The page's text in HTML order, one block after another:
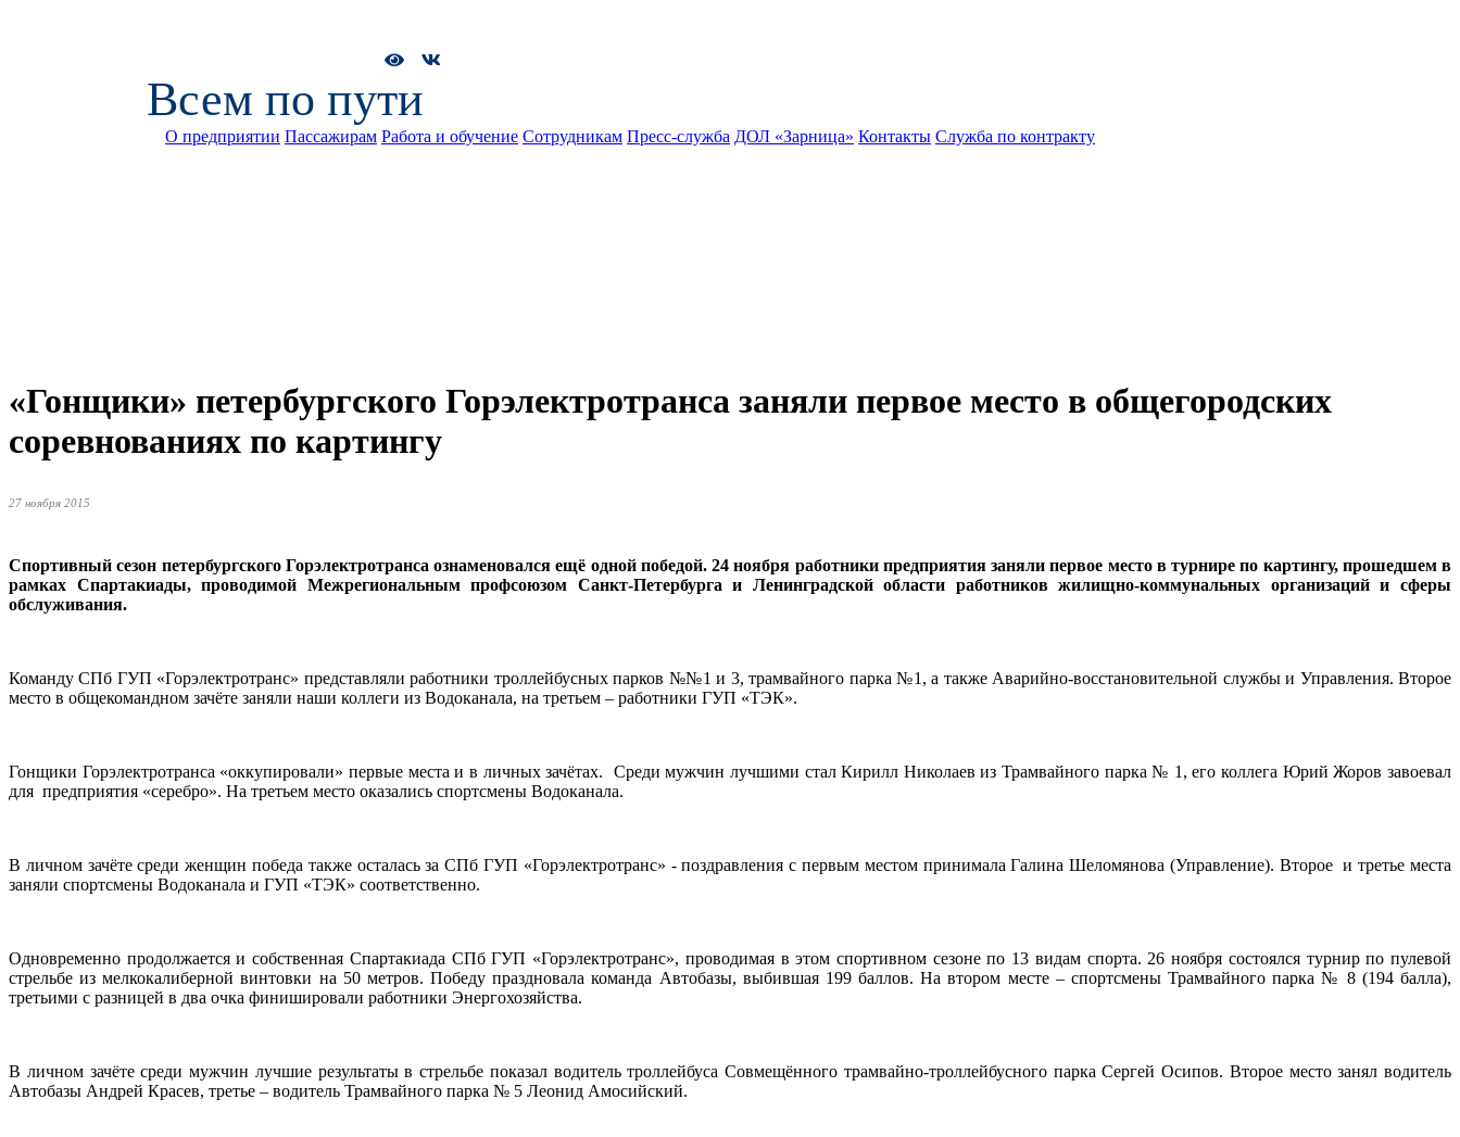
Всем по пути
О предприятии Пассажирам Работа и обучение Сотрудникам Пресс-служба ДОЛ «Зарница» Контакты Служба по контракту
«Гонщики» петербургского Горэлектротранса заняли первое место в общегородских
соревнованиях по картингу
27 ноября 2015
Спортивный сезон петербургского Горэлектротранса ознаменовался ещё одной победой. 24 ноября работники предприятия заняли первое место в турнире по картингу, прошедшем в
рамках Спартакиады, проводимой Межрегиональным профсоюзом Санкт-Петербурга и Ленинградской области работников жилищно-коммунальных организаций и сферы
обслуживания.
Команду СПб ГУП «Горэлектротранс» представляли работники троллейбусных парков №№1 и 3, трамвайного парка №1, а также Аварийно-восстановительной службы и Управления. Второе
место в общекомандном зачёте заняли наши коллеги из Водоканала, на третьем – работники ГУП «ТЭК».
Гонщики Горэлектротранса «оккупировали» первые места и в личных зачётах. Среди мужчин лучшими стал Кирилл Николаев из Трамвайного парка № 1, его коллега Юрий Жоров завоевал
для предприятия «серебро». На третьем место оказались спортсмены Водоканала.
В личном зачёте среди женщин победа также осталась за СПб ГУП «Горэлектротранс» - поздравления с первым местом принимала Галина Шеломянова (Управление). Второе и третье места
заняли спортсмены Водоканала и ГУП «ТЭК» соответственно.
Одновременно продолжается и собственная Спартакиада СПб ГУП «Горэлектротранс», проводимая в этом спортивном сезоне по 13 видам спорта. 26 ноября состоялся турнир по пулевой
стрельбе из мелкокалиберной винтовки на 50 метров. Победу праздновала команда Автобазы, выбившая 199 баллов. На втором месте – спортсмены Трамвайного парка № 8 (194 балла),
третьими с разницей в два очка финишировали работники Энергохозяйства.
В личном зачёте среди мужчин лучшие результаты в стрельбе показал водитель троллейбуса Совмещённого трамвайно-троллейбусного парка Сергей Осипов. Второе место занял водитель
Автобазы Андрей Красев, третье – водитель Трамвайного парка № 5 Леонид Амосийский.